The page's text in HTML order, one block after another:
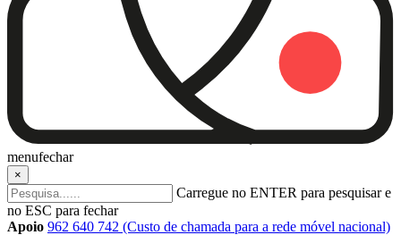
menufechar
×
Carregue no ENTER para pesquisar e
no ESC para fechar
Apoio 962 640 742 (Custo de chamada para a rede móvel nacional)